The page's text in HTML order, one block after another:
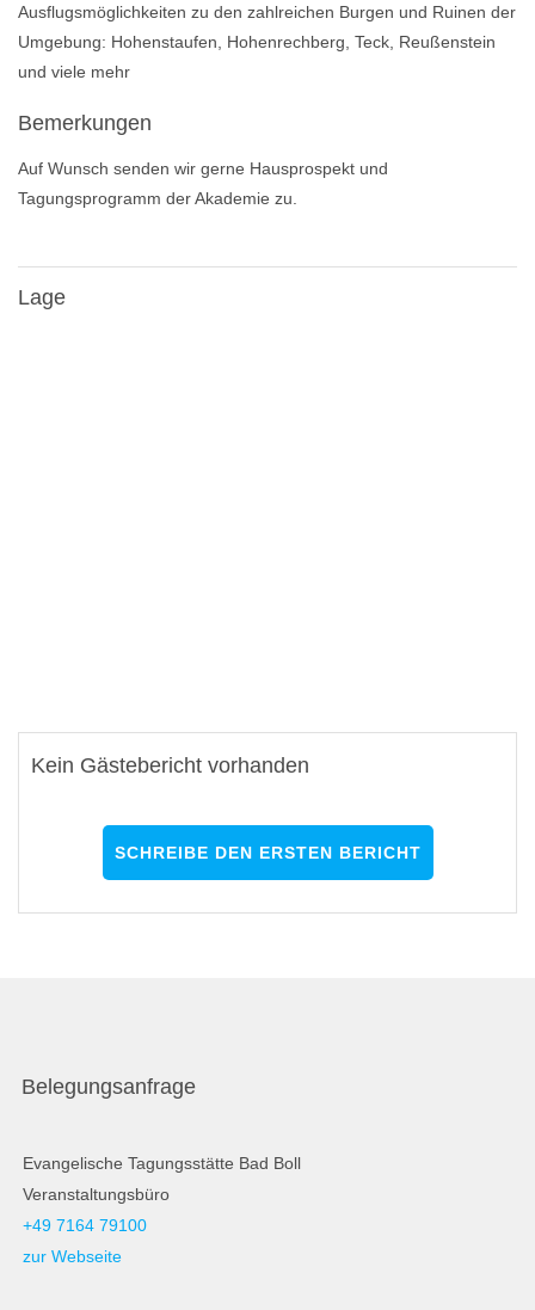
Ausflugsmöglichkeiten zu den zahlreichen Burgen und Ruinen der
Umgebung: Hohenstaufen, Hohenrechberg, Teck, Reußenstein
und viele mehr
Bemerkungen
Auf Wunsch senden wir gerne Hausprospekt und
Tagungsprogramm der Akademie zu.
Lage
Kein Gästebericht vorhanden
SCHREIBE DEN ERSTEN BERICHT
Belegungsanfrage
Evangelische Tagungsstätte Bad Boll
Veranstaltungsbüro
+49 7164 79100
zur Webseite